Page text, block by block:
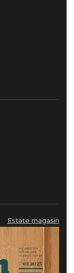
Estate magasin